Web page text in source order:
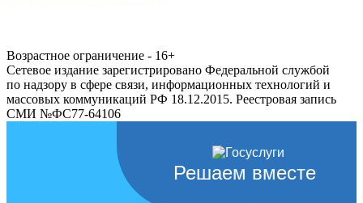
Возрастное ограничение - 16+
Сетевое издание зарегистрировано Федеральной службой
по надзору в сфере связи, информационных технологий и
массовых коммуникаций РФ 18.12.2015. Реестровая запись
СМИ №ФС77-64106
Решаем вместе